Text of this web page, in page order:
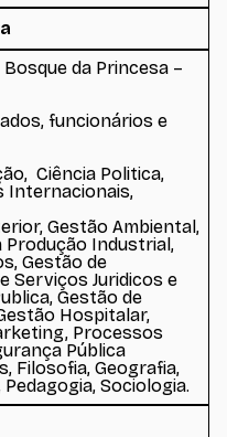
da Princesa –
funcionários e
Ciência Politica,
Internacionais,
Gestão Ambiental,
Produção Industrial,
Gestão de
Serviços Juridicos e
Gestão de
Hospitalar,
Processos
Pública
Filosofia, Geografia,
Sociologia.